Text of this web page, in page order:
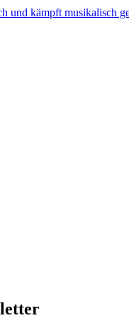
und kämpft musikalisch